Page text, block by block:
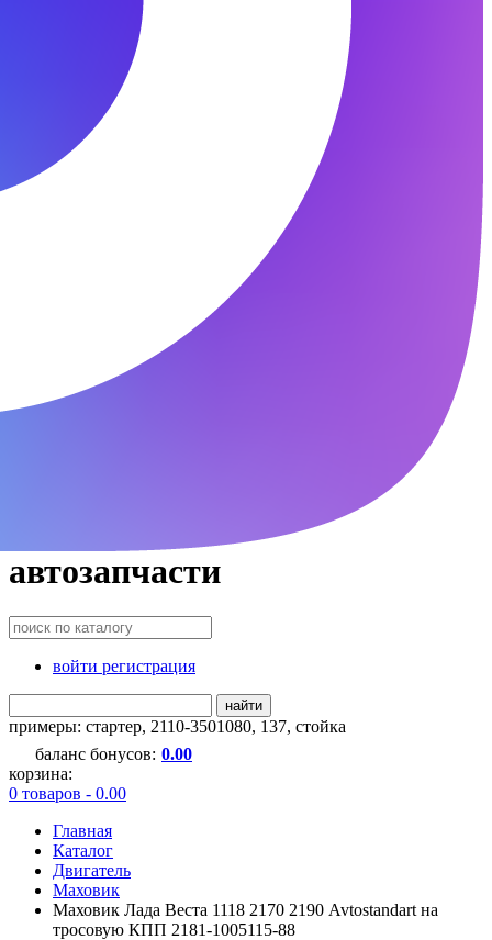
автозапчасти
войти регистрация
найти
примеры: стартер, 2110-3501080, 137, стойка
баланс бонусов: 0.00
корзина:
0 товаров - 0.00
Главная
Каталог
Двигатель
Маховик
Маховик Лада Веста 1118 2170 2190 Avtostandart на
тросовую КПП 2181-1005115-88